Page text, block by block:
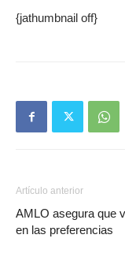
{jathumbnail off}
Artículo anterior
AMLO asegura que
en las preferencias